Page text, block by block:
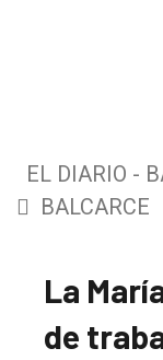
EL DIARIO -
BALCARCE
La
de